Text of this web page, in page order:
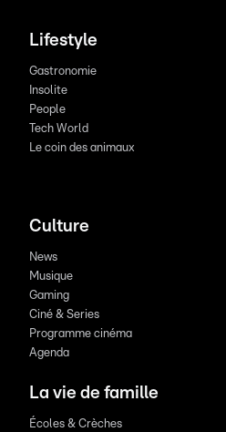
Lifestyle
Gastronomie
Insolite
People
Tech World
Le coin des animaux
Culture
News
Musique
Gaming
Ciné & Series
Programme cinéma
Agenda
La vie de famille
Écoles & Crèches